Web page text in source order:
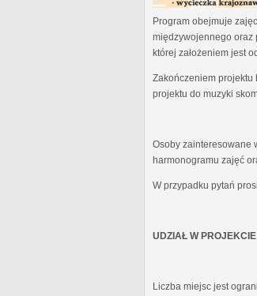
Program obejmuje
międzywojennego oraz
której założeniem jest
Zakończeniem projektu
projektu do muzyki
Osoby zainteresowane
harmonogramu zajęć
W przypadku pytań
UDZIAŁ W
Liczba miejsc jest